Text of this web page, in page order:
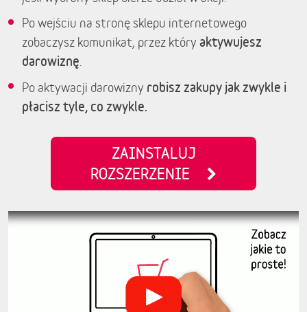
Po wejściu na stronę sklepu internetowego
zobaczysz komunikat, przez który aktywujesz
darowiznę
Po aktywacji darowizny robisz zakupy jak zwykle i
płacisz tyle, co zwykle.
ZAINSTALUJ
ROZSZERZENIE